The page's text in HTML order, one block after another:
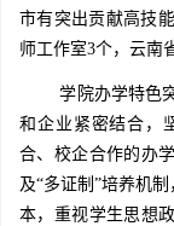
市有突出贡献高技
师工作室3个，云南
学院办学特色
和企业紧密结合，
合、校企合作的办
及“多证制”培养机
本，重视学生思想